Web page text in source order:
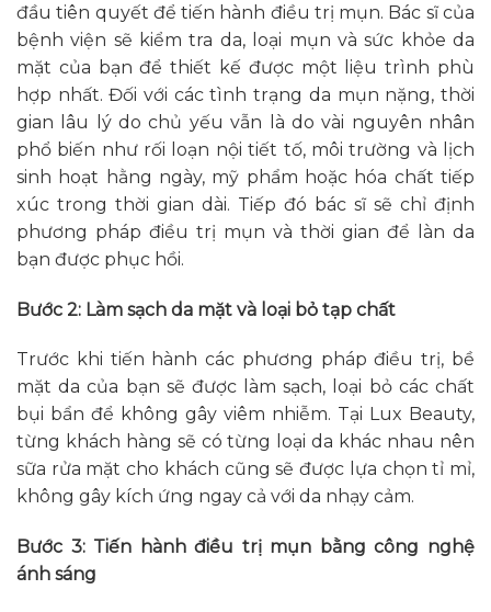
đầu tiên quyết để tiến hành điều trị mụn. Bác sĩ của
bệnh viện sẽ kiểm tra da, loại mụn và sức khỏe da
mặt của bạn để thiết kế được một liệu trình phù
hợp nhất. Đối với các tình trạng da mụn nặng, thời
gian lâu lý do chủ yếu vẫn là do vài nguyên nhân
phổ biến như rối loạn nội tiết tố, môi trường và lịch
sinh hoạt hằng ngày, mỹ phẩm hoặc hóa chất tiếp
xúc trong thời gian dài. Tiếp đó bác sĩ sẽ chỉ định
phương pháp điều trị mụn và thời gian để làn da
bạn được phục hồi.
Bước 2: Làm sạch da mặt và loại bỏ tạp chất
Trước khi tiến hành các phương pháp điều trị, bề
mặt da của bạn sẽ được làm sạch, loại bỏ các chất
bụi bẩn để không gây viêm nhiễm. Tại Lux Beauty,
từng khách hàng sẽ có từng loại da khác nhau nên
sữa rửa mặt cho khách cũng sẽ được lựa chọn tỉ mỉ,
không gây kích ứng ngay cả với da nhạy cảm.
Bước 3: Tiến hành điều trị mụn bằng công nghệ
ánh sáng